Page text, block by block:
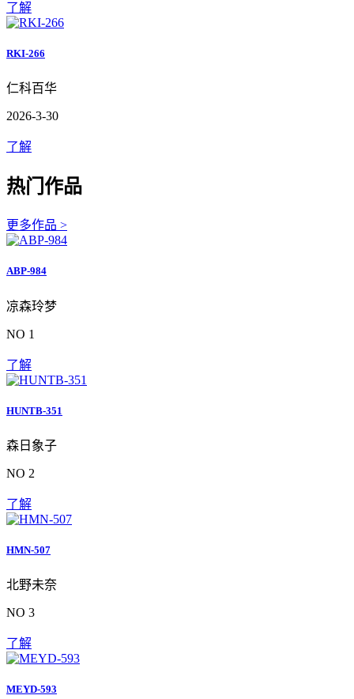
了解
RKI-266
仁科百华
2026-3-30
了解
热门作品
更多作品 >
ABP-984
凉森玲梦
NO 1
了解
HUNTB-351
森日象子
NO 2
了解
HMN-507
北野未奈
NO 3
了解
MEYD-593